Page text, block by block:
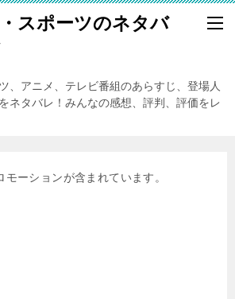
スポーツのネタバ
、アニメ、テレビ番組のあらすじ、登場人
ネタバレ！みんなの感想、評判、評価をレ
ーションが含まれています。